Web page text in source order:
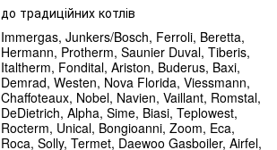
до традиційних котлів
Immergas, Junkers/Bosch, Ferroli, Beretta,
Hermann, Protherm, Saunier Duval, Tiberis,
Italtherm, Fondital, Ariston, Buderus, Baxi,
Demrad, Westen, Nova Florida, Viessmann,
Chaffoteaux, Nobel, Navien, Vaillant, Romstal,
DeDietrich, Alpha, Sime, Biasi, Teplowest,
Rocterm, Unical, Bongioanni, Zoom, Eca,
Roca, Solly, Termet, Daewoo Gasboiler, Airfel,